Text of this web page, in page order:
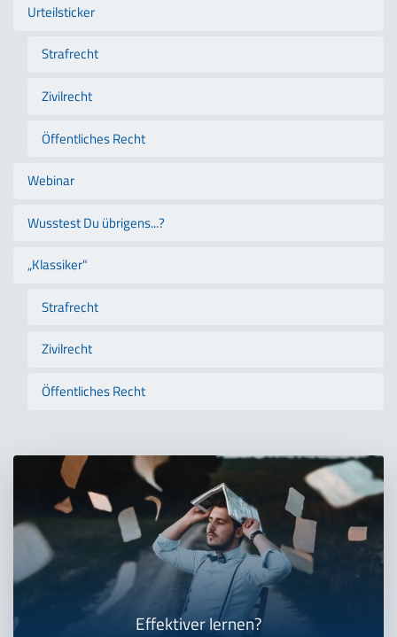
Urteilsticker
Strafrecht
Zivilrecht
Öffentliches Recht
Webinar
Wusstest Du übrigens...?
„Klassiker"
Strafrecht
Zivilrecht
Öffentliches Recht
Effektiver lernen?